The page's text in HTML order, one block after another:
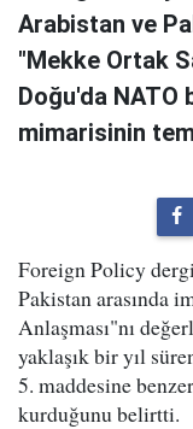
Arabistan ve
"Mekke Ortak
Doğu'da NATO
mimarisinin
Foreign Policy
Pakistan arasında
Anlaşması"nı
yaklaşık bir yıl
5. maddesine
kurduğunu belirtti.